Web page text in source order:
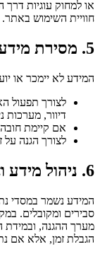
או למחוק עוגיות
חוויית השימוש באתר.
5. מסירת מידע לצדדים שלישיים
המידע לא יימכר או
לצורך תפעול
דיוור, מערכות
אם קיימת
לצורך הגנה על
6. ניהול מידע ואבטחתו
המידע נשמר במסדי
סבירים ומקובלים.
מערך ההגנה, ובמידת
הגבלת זמן, אלא אם